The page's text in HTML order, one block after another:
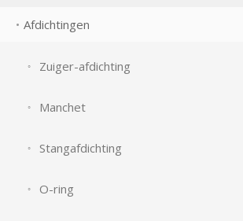
Afdichtingen
Zuiger-afdichting
Manchet
Stangafdichting
O-ring